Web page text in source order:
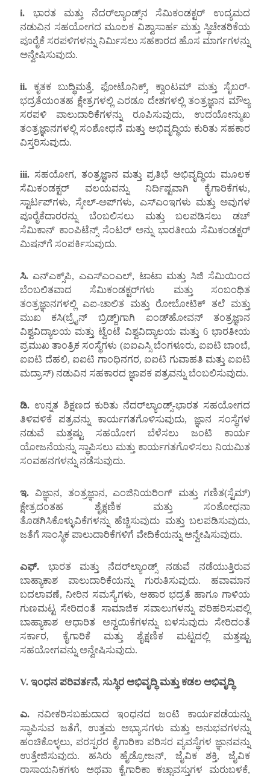
i.ಭಾರತ ಮತ್ತು ನೆದರ್‌ಲ್ಯಾಂಡ್ಸ್‌ನ ಸೆಮಿಕಂಡಕ್ಟರ್ ಉದ್ಯಮದ
ನಡುವಿನ ಸಹಯೋಗದ ಮೂಲಕ ವಿಶ್ವಾಸಾರ್ಹ ಮತ್ತು ಸ್ಥಿಚೇತರಿಕೆಯ
ಪೂರೈಕೆ ಸರಪಳಿಗಳನ್ನು ನಿರ್ಮಿಸಲು ಸಹಕಾರದ ಹೊಸ ಮಾರ್ಗಗಳನ್ನು
ಅನ್ವೇಷಿಸುವುದು.
ii.ಕೃತಕ ಬುದ್ಧಿಮತ್ತೆ, ಫೋಟೊನಿಕ್ಸ್, ಕ್ವಾಂಟಮ್ ಮತ್ತು ಸೈಬರ್-
ಭದ್ರತೆಯಂತಹ ಕ್ಷೇತ್ರಗಳಲ್ಲಿ ಎರಡೂ ದೇಶಗಳಲ್ಲಿ ತಂತ್ರಜ್ಞಾನ ಮೌಲ್ಯ
ಸರಪಳಿ ಪಾಲುದಾರಿಕೆಗಳನ್ನು ರೂಪಿಸುವುದು, ಉದಯೋನ್ಮುಖ
ತಂತ್ರಜ್ಞಾನಗಳಲ್ಲಿ ಸಂಶೋಧನೆ ಮತ್ತು ಅಭಿವೃದ್ಧಿಯ ಕುರಿತು ಸಹಕಾರ
ವಿಸ್ತರಿಸುವುದು.
iii.ಸಹಯೋಗ, ತಂತ್ರಜ್ಞಾನ ಮತ್ತು ಪ್ರತಿಭೆ ಅಭಿವೃದ್ಧಿಯ ಮೂಲಕ
ಸೆಮಿಕಂಡಕ್ಟರ್ ವಲಯವನ್ನು ನಿರ್ದಿಷ್ಟವಾಗಿ ಕೈಗಾರಿಕೆಗಳು,
ಸ್ಟಾರ್ಟಪ್‌ಗಳು, ಸ್ಕೇಲ್-ಅಪ್‌ಗಳು, ಎಸ್ಎಂಇಗಳು ಮತ್ತು ಅವುಗಳ
ಪೂರೈಕೆದಾರರನ್ನು ಬೆಂಬಲಿಸಲು ಮತ್ತು ಬಲಪಡಿಸಲು ಡಚ್
ಸೆಮಿಕಾನ್ ಕಾಂಪಿಟೆನ್ಸ್ ಸೆಂಟರ್ ಅನ್ನು ಭಾರತೀಯ ಸೆಮಿಕಂಡಕ್ಟರ್
ಮಿಷನ್‌ಗೆ ಸಂಪರ್ಕಿಸುವುದು.
ಸಿ.ಎನ್‌ಎಕ್ಸ್‌ಪಿ, ಎಎಸ್‌ಎಂಎಲ್, ಟಾಟಾ ಮತ್ತು ಸಿಜಿ ಸೆಮಿಯಿಂದ
ಬೆಂಬಲಿತವಾದ ಸೆಮಿಕಂಡಕ್ಟರ್‌ಗಳು ಮತ್ತು ಸಂಬಂಧಿತ
ತಂತ್ರಜ್ಞಾನಗಳಲ್ಲಿ ಎಐ-ಚಾಲಿತ ಮತ್ತು ರೋಬೋಟಿಕ್ ತಲೆ ಮತ್ತು
ಮುಖ ಕಸಿ(ಬ್ರೈನ್ ಬ್ರಿಡ್ಜ್)ಗಾಗಿ ಐಂಡ್‌ಹೋವನ್ ತಂತ್ರಜ್ಞಾನ
ವಿಶ್ವವಿದ್ಯಾಲಯ ಮತ್ತು ಟ್ವೆಂಟೆ ವಿಶ್ವವಿದ್ಯಾಲಯ ಮತ್ತು 6 ಭಾರತೀಯ
ಪ್ರಮುಖ ತಾಂತ್ರಿಕ ಸಂಸ್ಥೆಗಳು (ಐಐಎಸ್ಸಿ ಬೆಂಗಳೂರು, ಐಐಟಿ ಬಾಂಬೆ,
ಐಐಟಿ ದೆಹಲಿ, ಐಐಟಿ ಗಾಂಧಿನಗರ, ಐಐಟಿ ಗುವಾಹತಿ ಮತ್ತು ಐಐಟಿ
ಮದ್ರಾಸ್) ನಡುವಿನ ಸಹಕಾರದ ಜ್ಞಾಪಕ ಪತ್ರವನ್ನು ಬೆಂಬಲಿಸುವುದು.
ಡಿ.ಉನ್ನತ ಶಿಕ್ಷಣದ ಕುರಿತು ನೆದರ್‌ಲ್ಯಾಂಡ್ಸ್-ಭಾರತ ಸಹಯೋಗದ
ತಿಳಿವಳಿಕೆ ಪತ್ರವನ್ನು ಕಾರ್ಯಗತಗೊಳಿಸುವುದು, ಜ್ಞಾನ ಸಂಸ್ಥೆಗಳ
ನಡುವೆ ಮತ್ತಷ್ಟು ಸಹಯೋಗ ಬೆಳೆಸಲು ಜಂಟಿ ಕಾರ್ಯ
ಯೋಜನೆಯನ್ನು ಸ್ಥಾಪಿಸಲು ಮತ್ತು ಕಾರ್ಯಗತಗೊಳಿಸಲು ನಿಯಮಿತ
ಸಂವಹನಗಳನ್ನು ನಡೆಸುವುದು.
ಇ.ವಿಜ್ಞಾನ, ತಂತ್ರಜ್ಞಾನ, ಎಂಜಿನಿಯರಿಂಗ್ ಮತ್ತು ಗಣಿತ(ಸ್ಟೆಮ್)
ಕ್ಷೇತ್ರದಂತಹ ಶೈಕ್ಷಣಿಕ ಮತ್ತು ಸಂಶೋಧನಾ
ತೊಡಗಿಸಿಕೊಳ್ಳುವಿಕೆಗಳನ್ನು ಹೆಚ್ಚಿಸುವುದು ಮತ್ತು ಬಲಪಡಿಸುವುದು,
ಜತೆಗೆ ಸಾಂಸ್ಥಿಕ ಪಾಲುದಾರಿಕೆಗಳಿಗೆ ವೇದಿಕೆಯನ್ನು ಅನ್ವೇಷಿಸುವುದು.
ಎಫ್.ಭಾರತ ಮತ್ತು ನೆದರ್‌ಲ್ಯಾಂಡ್ಸ್ ನಡುವೆ ನಡೆಯುತ್ತಿರುವ
ಬಾಹ್ಯಾಕಾಶ ಪಾಲುದಾರಿಕೆಯನ್ನು ಗುರುತಿಸುವುದು. ಹವಾಮಾನ
ಬದಲಾವಣೆ, ನೀರಿನ ಸಮಸ್ಯೆಗಳು, ಆಹಾರ ಭದ್ರತೆ ಹಾಗೂ ಗಾಳಿಯ
ಗುಣಮಟ್ಟ ಸೇರಿದಂತೆ ಸಾಮಾಜಿಕ ಸವಾಲುಗಳನ್ನು ಪರಿಹರಿಸುವಲ್ಲಿ
ಬಾಹ್ಯಾಕಾಶ ಆಧಾರಿತ ಅನ್ವಯಿಕೆಗಳನ್ನು ಬಳಸುವುದು ಸೇರಿದಂತೆ
ಸರ್ಕಾರ, ಕೈಗಾರಿಕೆ ಮತ್ತು ಶೈಕ್ಷಣಿಕ ಮಟ್ಟದಲ್ಲಿ ಮತ್ತಷ್ಟು
ಸಹಯೋಗವನ್ನು ಅನ್ವೇಷಿಸುವುದು.
V. ಇಂಧನ ಪರಿವರ್ತನೆ, ಸುಸ್ಥಿರ ಅಭಿವೃದ್ಧಿ ಮತ್ತು ಕಡಲ ಅಭಿವೃದ್ಧಿ
ಎ.ನವೀಕರಿಸಬಹುದಾದ ಇಂಧನದ ಜಂಟಿ ಕಾರ್ಯಪಡೆಯನ್ನು
ಸ್ಥಾಪಿಸುವ ಜತೆಗೆ, ಉತ್ತಮ ಅಭ್ಯಾಸಗಳು ಮತ್ತು ಅನುಭವಗಳನ್ನು
ಹಂಚಿಕೊಳ್ಳಲು, ಪರಸ್ಪರರ ಕೈಗಾರಿಕಾ ಪರಿಸರ ವ್ಯವಸ್ಥೆಗಳ ಜ್ಞಾನವನ್ನು
ಉತ್ತೇಜಿಸುವುದು. ಹಸಿರು ಹೈಡ್ರೋಜನ್, ಜೈವಿಕ ಶಕ್ತಿ, ಜೈವಿಕ
ರಾಸಾಯನಿಕಗಳು ಅಥವಾ ಕೈಗಾರಿಕಾ ಕಚ್ಚಾವಸ್ತುಗಳ ಮರುಬಳಕೆ,